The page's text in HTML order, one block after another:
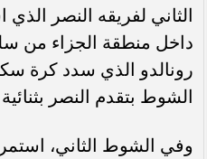
الثاني لفريقه النصر
داخل منطقة الجزاء من
رونالدو الذي سدد كرة
الشوط بتقدم النصر
وفي الشوط الثاني،